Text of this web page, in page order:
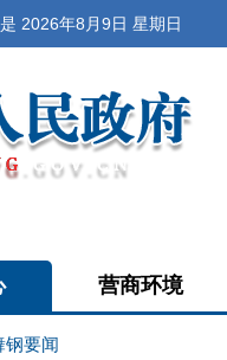
2026年8月9日 星期日
营商环境
钢要闻